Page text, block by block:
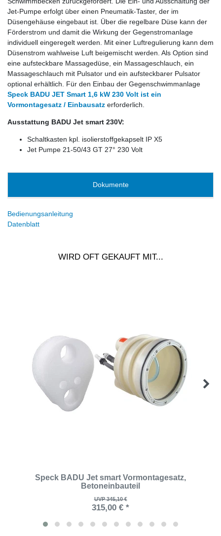
Jet-Pumpe erfolgt über einen Pneumatik-Taster, der im
Düsengehäuse eingebaut ist. Über die regelbare Düse kann der
Förderstrom und damit die Wirkung der Gegenstromanlage
individuell eingeregelt werden. Mit einer Luftregulierung kann dem
Düsenstrom wahlweise Luft beigemischt werden. Als Option sind
eine aufsteckbare Massagedüse, ein Massageschlauch, ein
Massageschlauch mit Pulsator und ein aufsteckbarer Pulsator
optional erhältlich. Für den Einbau der Gegenschwimmanlage
Speck BADU JET Smart 1,6 kW 230 Volt ist ein
Vormontagesatz / Einbausatz erforderlich.
Ausstattung BADU Jet smart 230V:
Schaltkasten kpl. isolierstoffgekapselt IP X5
Jet Pumpe 21-50/43 GT 27° 230 Volt
Dokumente
Bedienungsanleitung
Datenblatt
WIRD OFT GEKAUFT MIT...
Speck BADU Jet smart Vormontagesatz,
Betoneinbauteil
UVP 345,10 €
315,00 € *